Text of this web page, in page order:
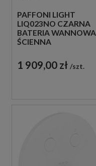
PAFFONI LIGHT
LIQ023NO CZARNA
BATERIA WANNOWA
ŚCIENNA
ZE SŁUCHAWKĄ
PRYSZNICOWĄ
1 909,00 zł szt.